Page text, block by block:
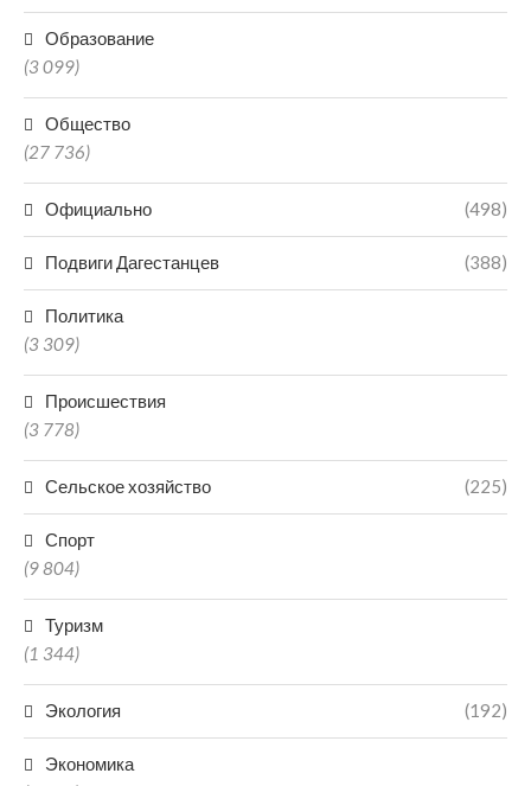
Образование
(3 099)
Общество
(27 736)
Официально (498)
Подвиги Дагестанцев (388)
Политика
(3 309)
Происшествия
(3 778)
Сельское хозяйство (225)
Спорт
(9 804)
Туризм
(1 344)
Экология (192)
Экономика